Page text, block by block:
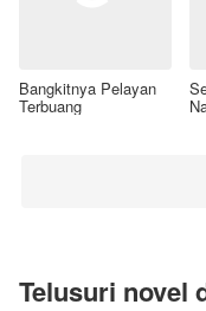
Bangkitnya Pelayan
Terbuang
Telusuri novel